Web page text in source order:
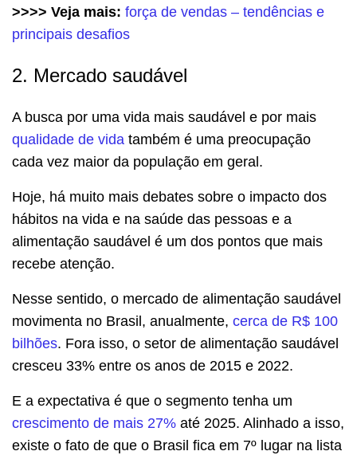
>>>> Veja mais: força de vendas – tendências e
principais desafios
2. Mercado saudável
A busca por uma vida mais saudável e por mais
qualidade de vida também é uma preocupação
cada vez maior da população em geral.
Hoje, há muito mais debates sobre o impacto dos
hábitos na vida e na saúde das pessoas e a
alimentação saudável é um dos pontos que mais
recebe atenção.
Nesse sentido, o mercado de alimentação saudável
movimenta no Brasil, anualmente, cerca de R$ 100
bilhões. Fora isso, o setor de alimentação saudável
cresceu 33% entre os anos de 2015 e 2022.
E a expectativa é que o segmento tenha um
crescimento de mais 27% até 2025. Alinhado a isso,
existe o fato de que o Brasil fica em 7º lugar na lista